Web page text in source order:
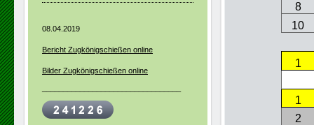
8
10
1
1
2
08.04.2019
Bericht Zugkönigschießen online
Bilder Zugkönigschießen online